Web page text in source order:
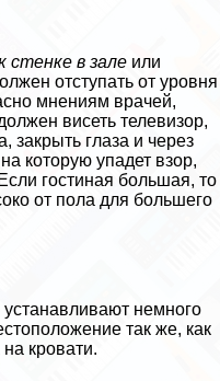
стенке в зале или
отступать от уровня
мнениям врачей,
висеть телевизор,
закрыть глаза и через
которую упадет взор,
гостиная большая, то
от пола для большего
устанавливают немного
так же, как
кровати.